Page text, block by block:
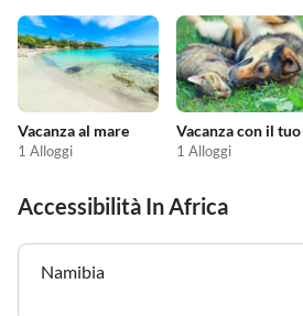
Vacanza al mare
1 Alloggi 1 Alloggi
Accessibilità In Africa
Namibia